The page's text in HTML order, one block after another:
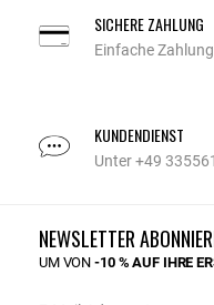
SICHERE ZAHLUNG
Einfache
KUNDENDIENST
Unter +49
NEWSLETTER
UM VON-10 % AUF IHRE